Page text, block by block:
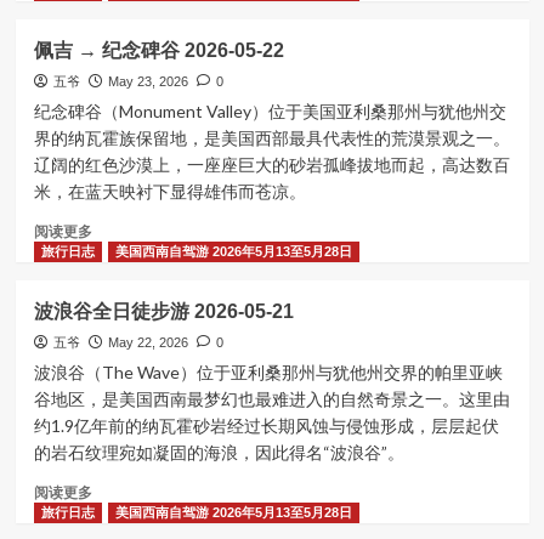
念
碑
谷
→
众
神
谷
景
大
→
鹅
湾
2026-
05-
23
佩吉 → 纪念碑谷 2026-05-22
五爷 May 23, 2026 0
纪念碑谷（Monument Valley）位于美国亚利桑那州与犹他州交
界的纳瓦霍族保留地，是美国西部最具代表性的荒漠景观之一。
辽阔的红色沙漠上，一座座巨大的砂岩孤峰拔地而起，高达数百
米，在蓝天映衬下显得雄伟而苍凉。
阅读更多Read
more
佩
吉
→
纪
碑
谷
2026-
22
旅行日志 美国西南自驾游 2026年5月13至5月28日
波浪谷全日徒步游 2026-05-21
五爷 May 22, 2026 0
波浪谷（The Wave）位于亚利桑那州与犹他州交界的帕里亚峡
谷地区，是美国西南最梦幻也最难进入的自然奇景之一。这里由
约1.9亿年前的纳瓦霍砂岩经过长期风蚀与侵蚀形成，层层起伏
的岩石纹理宛如凝固的海浪，因此得名“波浪谷”。
阅读更多Read
more
旅行日志 美国西南自驾游 2026年5月13至5月28日